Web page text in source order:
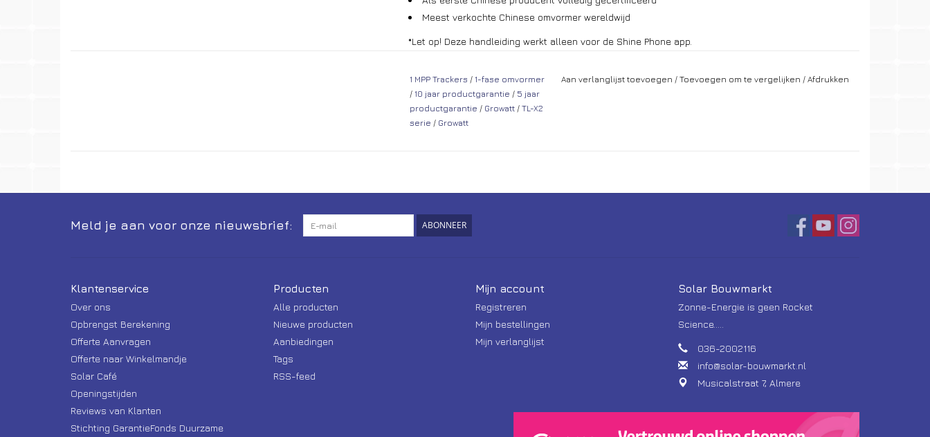
Meest verkochte Chinese omvormer wereldwijd
*Let op! Deze handleiding werkt alleen voor de Shine Phone app.
1 MPP Trackers / 1-fase omvormer
/ 10 jaar productgarantie / 5 jaar
productgarantie / Growatt / TL-X2
serie / Growatt
Aan verlanglijst toevoegen / Toevoegen om te vergelijken / Afdrukken
Meld je aan voor onze nieuwsbrief: ABONNEER
Klantenservice
Over ons
Opbrengst Berekening
Offerte Aanvragen
Offerte naar Winkelmandje
Solar Café
Openingstijden
Reviews van Klanten
Stichting GarantieFonds Duurzame
Producten
Alle producten
Nieuwe producten
Aanbiedingen
Tags
RSS-feed
Mijn account
Registreren
Mijn bestellingen
Mijn verlanglijst
Solar Bouwmarkt
Zonne-Energie is geen Rocket
Science.....
036-2002116
info@solar-bouwmarkt.nl
Musicalstraat 7, Almere